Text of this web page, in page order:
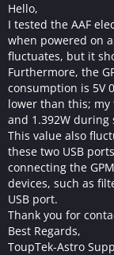
Hello,
I tested the AAF
when powered on
fluctuates, but it
Furthermore, the
consumption is 5V
lower than this; my
and 1.392W
This value also
these two USB
connecting the
devices, such as
USB port.
Thank you for
Best Regards,
ToupTek-Astro